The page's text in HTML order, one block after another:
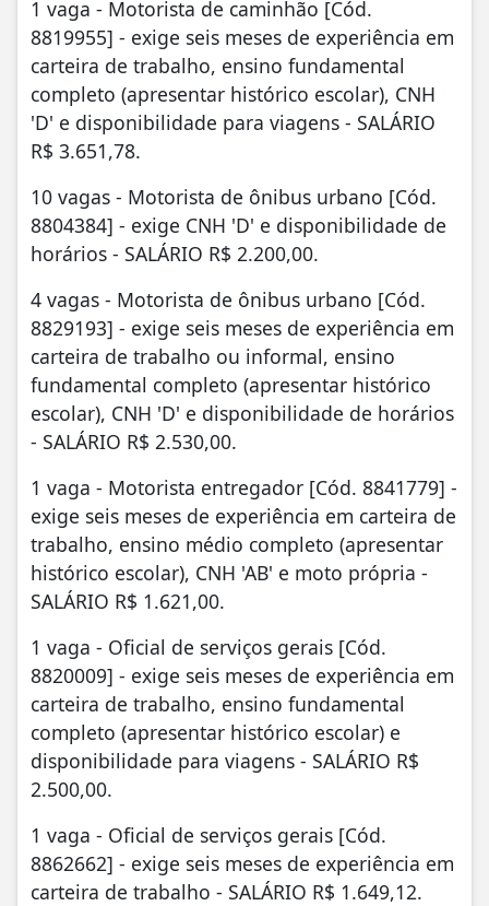
1 vaga - Motorista de caminhão [Cód.
8819955] - exige seis meses de experiência em
carteira de trabalho, ensino fundamental
completo (apresentar histórico escolar), CNH
'D' e disponibilidade para viagens - SALÁRIO
R$ 3.651,78.
10 vagas - Motorista de ônibus urbano [Cód.
8804384] - exige CNH 'D' e disponibilidade de
horários - SALÁRIO R$ 2.200,00.
4 vagas - Motorista de ônibus urbano [Cód.
8829193] - exige seis meses de experiência em
carteira de trabalho ou informal, ensino
fundamental completo (apresentar histórico
escolar), CNH 'D' e disponibilidade de horários
- SALÁRIO R$ 2.530,00.
1 vaga - Motorista entregador [Cód. 8841779] -
exige seis meses de experiência em carteira de
trabalho, ensino médio completo (apresentar
histórico escolar), CNH 'AB' e moto própria -
SALÁRIO R$ 1.621,00.
1 vaga - Oficial de serviços gerais [Cód.
8820009] - exige seis meses de experiência em
carteira de trabalho, ensino fundamental
completo (apresentar histórico escolar) e
disponibilidade para viagens - SALÁRIO R$
2.500,00.
1 vaga - Oficial de serviços gerais [Cód.
8862662] - exige seis meses de experiência em
carteira de trabalho - SALÁRIO R$ 1.649,12.